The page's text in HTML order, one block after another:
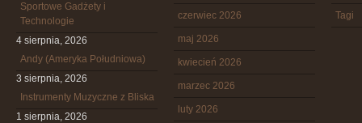
Sportowe Gadżety i
Technologie
4 sierpnia, 2026
Andy (Ameryka Południowa)
3 sierpnia, 2026
Instrumenty Muzyczne z Bliska
1 sierpnia, 2026
czerwiec 2026
maj 2026
kwiecień 2026
marzec 2026
luty 2026
Tagi